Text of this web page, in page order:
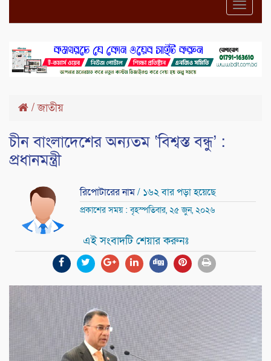
/জাতীয়
চীন বাংলাদেশের অন্যতম ‘বিশ্বস্ত বন্ধু’ :
প্রধানমন্ত্রী
রিপোটারের নাম/ ১৬২ বার পড়া হয়েছে
প্রকাশের সময় : বৃহস্পতিবার, ২৫ জুন, ২০২৬
এই সংবাদটি শেয়ার করুনঃ